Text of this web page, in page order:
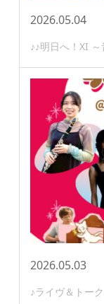
2026.05.04
♪♪明日へ！XI
2026.05.03
♪ライヴ＆トー